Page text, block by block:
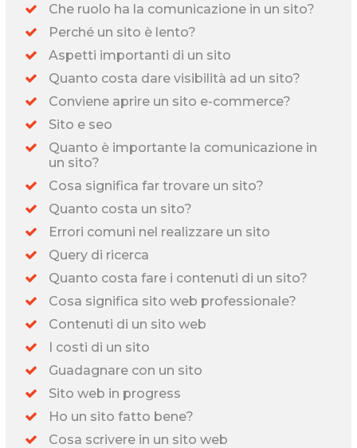
Che ruolo ha la comunicazione in un sito?
Perché un sito è lento?
Aspetti importanti di un sito
Quanto costa dare visibilità ad un sito?
Conviene aprire un sito e-commerce?
Sito e seo
Quanto è importante la comunicazione in
un sito?
Cosa significa far trovare un sito?
Quanto costa un sito?
Errori comuni nel realizzare un sito
Query di ricerca
Quanto costa fare i contenuti di un sito?
Cosa significa sito web professionale?
Contenuti di un sito web
I costi di un sito
Guadagnare con un sito
Sito web in progress
Ho un sito fatto bene?
Cosa scrivere in un sito web